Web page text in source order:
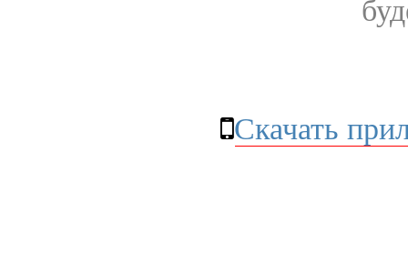
Скачать